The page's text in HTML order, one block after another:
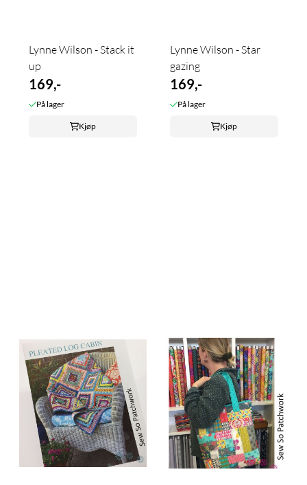
Lynne Wilson - Stack it
up
169,-
På lager
Kjøp
Lynne Wilson - Star
gazing
169,-
På lager
Kjøp